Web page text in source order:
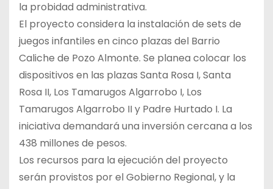
la probidad administrativa.
El proyecto considera la instalación de sets de
juegos infantiles en cinco plazas del Barrio
Caliche de Pozo Almonte. Se planea colocar los
dispositivos en las plazas Santa Rosa I, Santa
Rosa II, Los Tamarugos Algarrobo I, Los
Tamarugos Algarrobo II y Padre Hurtado I. La
iniciativa demandará una inversión cercana a los
438 millones de pesos.
Los recursos para la ejecución del proyecto
serán provistos por el Gobierno Regional, y la